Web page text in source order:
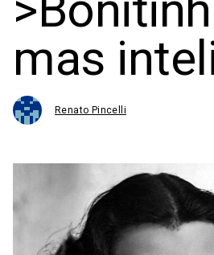
mas
Renato Pincelli